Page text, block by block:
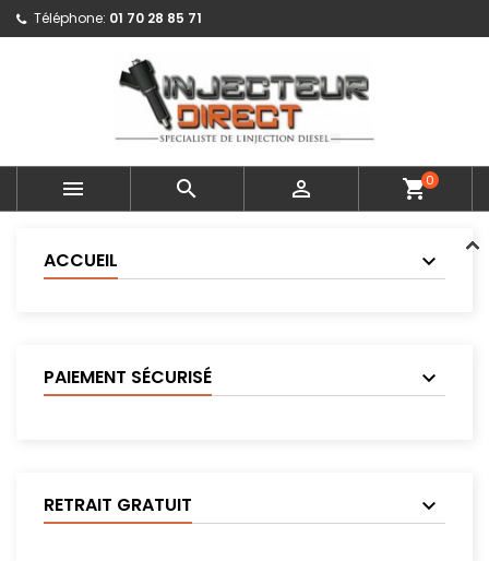
Téléphone: 01 70 28 85 71
   shopping_cart0
ACCUEIL
PAIEMENT SÉCURISÉ
RETRAIT GRATUIT